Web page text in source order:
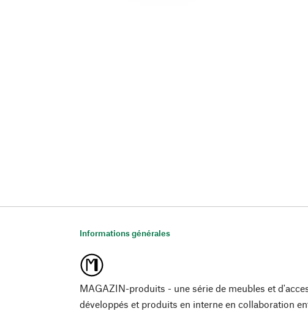
Informations générales
MAGAZIN-produits - une série de meubles et
développés et produits en interne en collaboration